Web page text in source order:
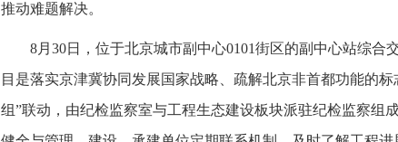
推动难题解决。
8月30日，位于北京城市副中心0101街区的副中心站综合
目是落实京津冀协同发展国家战略、疏解北京非首都功能的
组”联动，由纪检监察室与工程生态建设板块派驻纪检监察组